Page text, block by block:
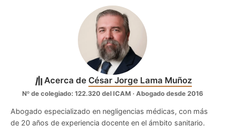
Acerca de César Jorge Lama Muñoz
Nº de colegiado: 122.320 del ICAM · Abogado desde 2016
Abogado especializado en negligencias médicas, con más
de 20 años de experiencia docente en el ámbito sanitario.